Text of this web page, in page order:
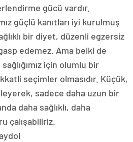
gücü vardır.
güçlü kanıtları iyi kurulmuş
bir diyet, düzenli egzersiz
edemez. Ama belki de
için olumlu bir
seçimler olmasıdır. Küçük,
sadece daha uzun bir
daha sağlıklı, daha
çalışabiliriz.